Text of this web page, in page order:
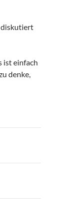
diskutiert
ist einfach
denke,